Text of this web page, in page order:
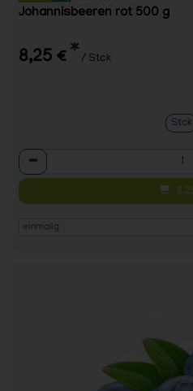
Johannisbeeren rot 500 g
8,25 € * / Stck
Stck
Anzahl